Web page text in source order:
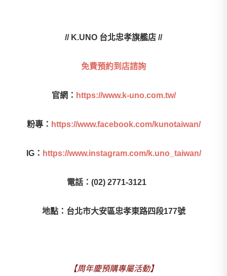
// K.UNO 台北忠孝旗艦店 //
免費預約到店諮詢
官網： https://www.k-uno.com.tw/
粉專： https://www.facebook.com/kunotaiwan/
IG： https://www.instagram.com/k.uno_taiwan/
電話： (02) 2771-3121
地點：台北市大安區忠孝東路四段177號
【周年慶預購專屬活動】